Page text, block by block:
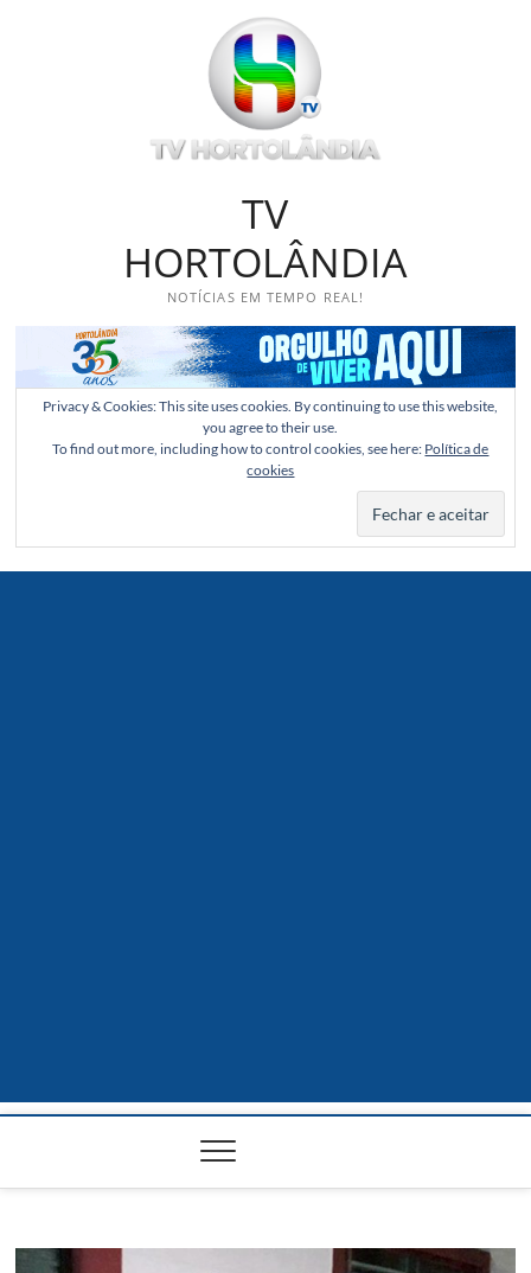
TV
HORTOLÂNDIA
NOTÍCIAS EM TEMPO REAL!
Privacy & Cookies: This site uses cookies. By continuing to use this website,
you agree to their use.
To find out more, including how to control cookies, see here: Política de
cookies